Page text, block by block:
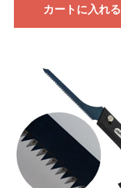
カートに入れる